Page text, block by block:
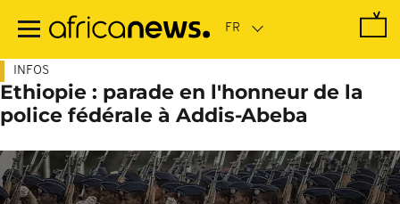
contenu
INFOS
Ethiopie : parade en l'honneur de la
police fédérale à Addis-Abeba